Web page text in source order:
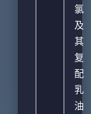
氯
及
其
复
配
乳
油